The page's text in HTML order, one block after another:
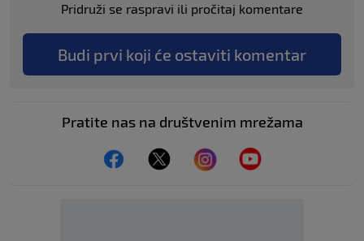
Pridruži se raspravi ili pročitaj komentare
Budi prvi koji će ostaviti komentar
Pratite nas na društvenim mrežama